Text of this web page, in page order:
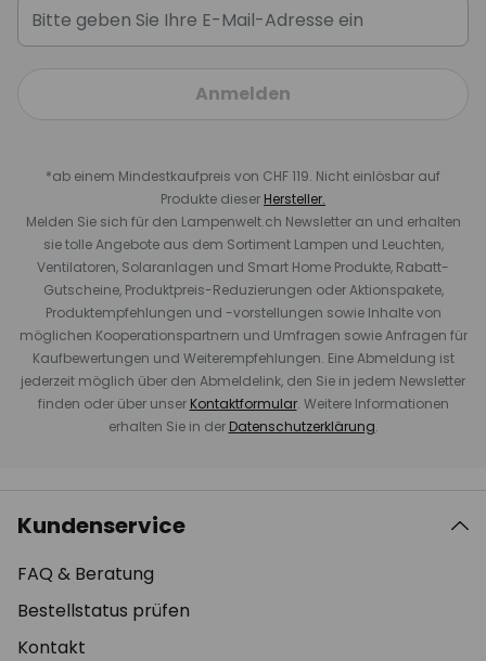
Anmelden
*ab einem Mindestkaufpreis von CHF 119. Nicht einlösbar auf
Produkte dieser Hersteller.
Melden Sie sich für den Lampenwelt.ch Newsletter an und erhalten
sie tolle Angebote aus dem Sortiment Lampen und Leuchten,
Ventilatoren, Solaranlagen und Smart Home Produkte, Rabatt-
Gutscheine, Produktpreis-Reduzierungen oder Aktionspakete,
Produktempfehlungen und -vorstellungen sowie Inhalte von
möglichen Kooperationspartnern und Umfragen sowie Anfragen für
Kaufbewertungen und Weiterempfehlungen. Eine Abmeldung ist
jederzeit möglich über den Abmeldelink, den Sie in jedem Newsletter
finden oder über unser Kontaktformular. Weitere Informationen
erhalten Sie in der Datenschutzerklärung.
Kundenservice
FAQ & Beratung
Bestellstatus prüfen
Kontakt